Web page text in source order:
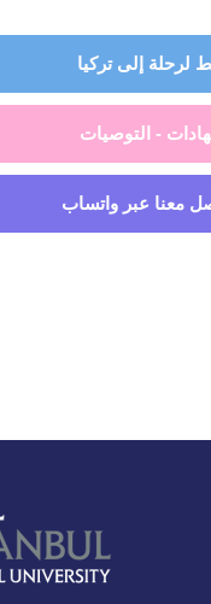
لرحلة إلى تركيا
- التوصيات
معنا عبر واتساب